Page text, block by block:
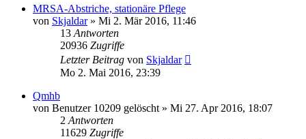
MRSA-Abstriche, stationäre Pflege
von Skjaldar» Mi 2. Mär 2016, 11:46
13 Antworten
20936 Zugriffe
Letzter Beitrag von Skjaldar
Mo 2. Mai 2016, 23:39
Qmhb
von Benutzer 10209 gelöscht » Mi 27. Apr 2016, 18:07
2 Antworten
11629 Zugriffe